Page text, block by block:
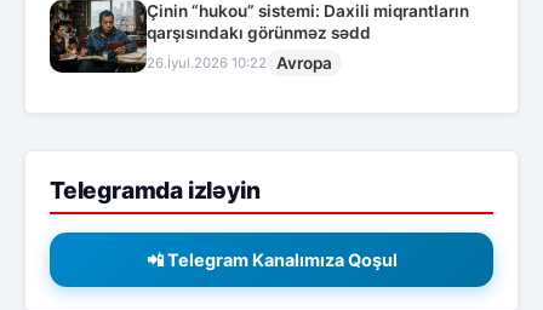
Çinin “hukou” sistemi: Daxili miqrantların
qarşısındakı görünməz sədd
26.İyul.2026 10:22 Avropa
Telegramda izləyin
📲 Telegram Kanalımıza Qoşul